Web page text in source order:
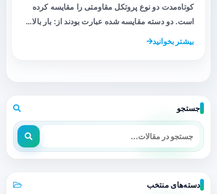
کوتاه‌مدت دو نوع پروتکل مقاومتی را مقایسه کرده
است. دو دسته مقایسه شده عبارت بودند از: بار بالا…
بیشتر بخوانید
جستجو
دسته‌های منتخب